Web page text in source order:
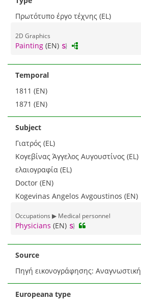
Πρωτότυπο έργο τέχνης (EL)
2D Graphics
Painting (EN)
Temporal
1811 (EN)
1871 (EN)
Subject
Γιατρός (EL)
Κογεβίνας Άγγελος Αυγουστίνος (EL)
ελαιογραφία (EL)
Doctor (EN)
Kogevinas Angelos Avgoustinos (EN)
Occupations ▶ Medical personnel
Physicians (EN)
Source
Πηγή εικονογράφησης:
Europeana type